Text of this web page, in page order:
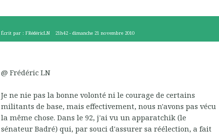
Écrit par : FRédéricLN 21h42 -dimanche 21 novembre 2010
@ Frédéric LN
Je ne nie pas la bonne volonté ni le courage de certains
militants de base, mais effectivement, nous n'avons pas vécu
la même chose. Dans le 92, j'ai vu un apparatchik (le
sénateur Badré) qui, par souci d'assurer sa réélection, a fait